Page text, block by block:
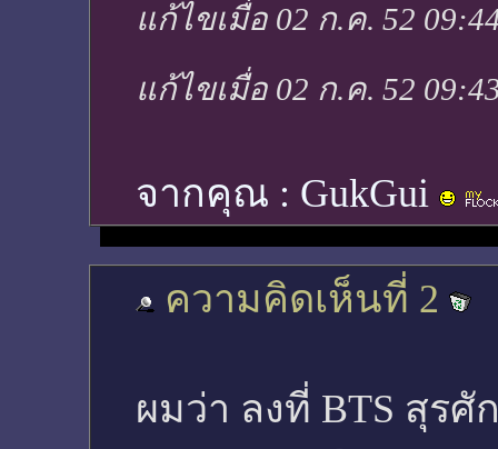
แก้ไขเมื่อ 02 ก.ค. 52
แก้ไขเมื่อ 02 ก.ค. 52
จากคุณ : GukGui
ความคิดเห็นที่ 2
ผมว่า ลงที่ BTS สุร